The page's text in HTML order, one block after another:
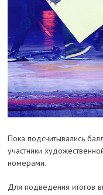
Пока подсчитывались
участники
номерами.
Для подведения итогов